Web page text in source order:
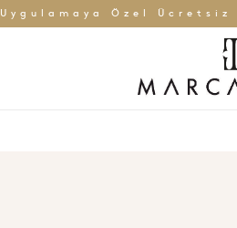
Uygulamaya Özel